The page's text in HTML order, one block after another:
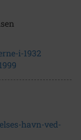
i-1932
havn-ved-